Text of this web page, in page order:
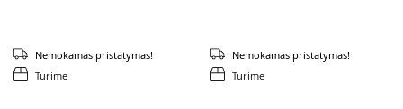
Turime
Nemokamas pristatymas!
Turime
Nemokamas pristatymas!